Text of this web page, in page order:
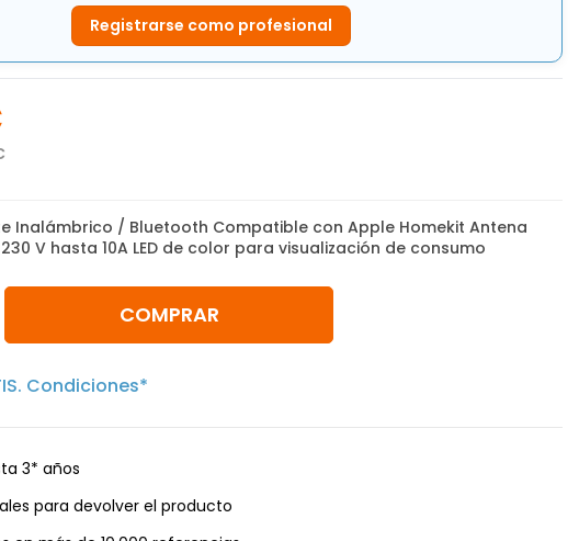
Registrarse como profesional
Inalámbrico / Bluetooth Compatible con Apple Homekit Antena
V hasta 10A LED de color para visualización de consumo
COMPRAR
Condiciones*
3* años
para devolver el producto